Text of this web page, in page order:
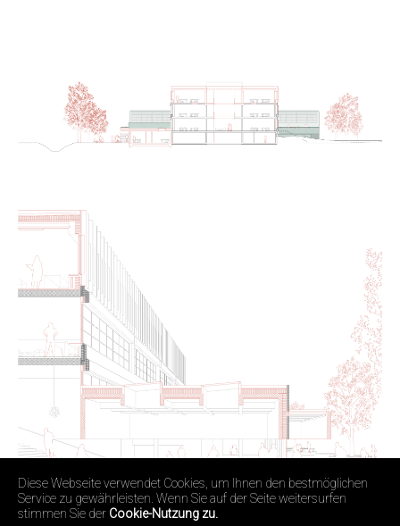
Diese Webseite verwendet Cookies, um Ihnen den bestmöglichen
Service zu gewährleisten. Wenn Sie auf der Seite weitersurfen
stimmen Sie der Cookie-Nutzung zu.